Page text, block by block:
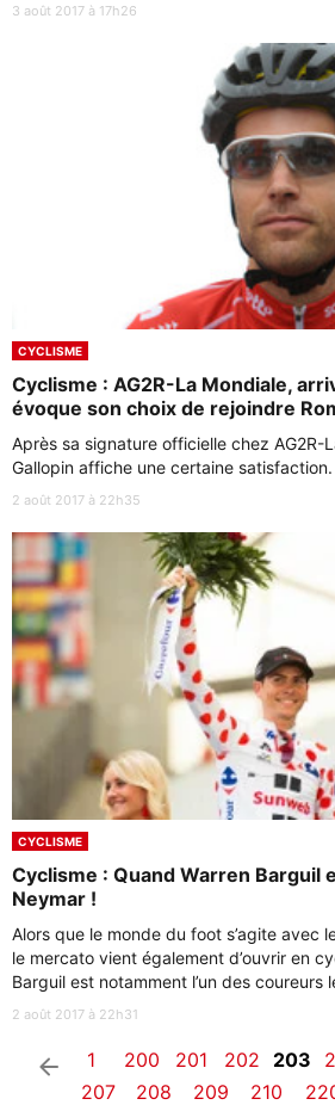
3 août 2017 à 17h26
CYCLISME
Cyclisme : AG2R-La Mondiale,
évoque son choix de rejoindre
Après sa signature officielle chez AG2R-
Gallopin affiche une certaine satisfaction.
2 août 2017 à 22h35
CYCLISME
Cyclisme : Quand Warren Barguil
Neymar !
Alors que le monde du foot s’agite avec
le mercato vient également d’ouvrir en
Barguil est notamment l’un des coureurs
2 août 2017 à 22h31
arrow_left 1 200 201 202 203
207
208 209 210